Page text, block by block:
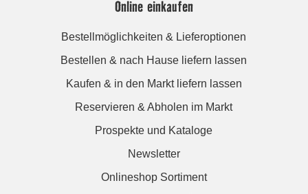
Online einkaufen
Bestellmöglichkeiten & Lieferoptionen
Bestellen & nach Hause liefern lassen
Kaufen & in den Markt liefern lassen
Reservieren & Abholen im Markt
Prospekte und Kataloge
Newsletter
Onlineshop Sortiment